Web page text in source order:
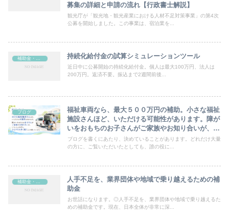
募集の詳細と申請の流れ【行政書士解説】
観光庁が「観光地・観光産業における人材不足対策事業」の第4次
公募を開始しました。この事業は、宿泊業を...
持続化給付金の試算シミュレーションツール
近日中に公募開始の持続化給付金。個人は最大100万円、法人は
200万円。返済不要。振込まで2週間前後...
ブログ
福祉車両なら、最大５００万円の補助。小さな福祉
施設さんほど、いただける可能性があります。障が
いをおもちのお子さんがご家族やお知り合いが、い
らっしゃる方に、ひとりでも多く届くことを願って
います。
ブログを書くにあたり、決めていることがあります。どれだけ大量
の方に、ご覧いただいたとしても、誰の役に...
補助金・助成金
人手不足を、業界団体や地域で乗り越えるための補
助金
お世話になります。◎人手不足を、業界団体や地域で乗り越えるた
めの補助金です。現在、日本全体が非常に深...